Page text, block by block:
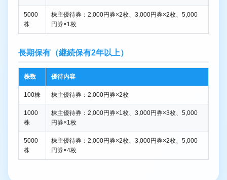
5000
株
株主優待券：2,000円券×2枚、3,000円券×2枚、5,000
円券×1枚
長期保有（継続保有2年以上）
株数 優待内容
100株 株主優待券：2,000円券×2枚
1000
株
株主優待券：2,000円券×1枚、3,000円券×3枚、5,000
円券×1枚
5000
株
株主優待券：2,000円券×2枚、3,000円券×2枚、5,000
円券×4枚